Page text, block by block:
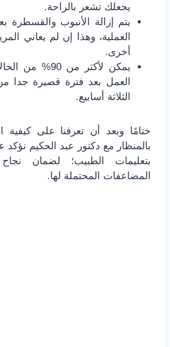
يجعلك تشعر بالراحة.
يتم إزالة الأنبوب والقسطرة
العملية، وهذا إن لم يعاني
أخرى.
يمكن لأكثر من
العمل بعد فترة قصيرة جدا من
الثلاثة أسابيع.
ختامًا وبعد أن تعرفنا على كيفية
بالمنظار مع دكتور عبد الحكيم نؤكد
بتعليمات الطبيب؛ لضمان
المضاعفات المحتملة لها.